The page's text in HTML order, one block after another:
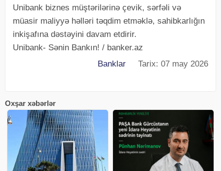
Unibank biznes müştərilərinə çevik, sərfəli və
müasir maliyyə həlləri təqdim etməklə, sahibkarlığın
inkişafına dəstəyini davam etdirir.
Unibank- Sənin Bankın! / banker.az
Banklar Tarix: 07 may 2026
Oxşar xəbərlər